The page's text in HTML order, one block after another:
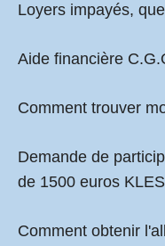
Loyers impayés,
Aide financière
Comment trouver
Demande de
de 1500 euros
Comment obtenir